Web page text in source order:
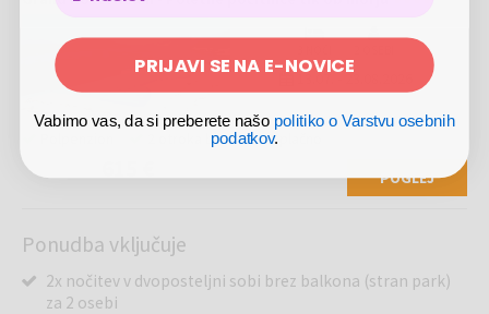
13.07. - 23.08.2026
POGLEJ
2 otroka bivata brezplačno
Ponudba vključuje
2x nočitev v dvoposteljni sobi brez balkona (stran park)
za 2 osebi
PRIJAVI SE NA E-NOVICE
Vabimo vas, da si preberete našo politiko o Varstvu osebnih
podatkov.